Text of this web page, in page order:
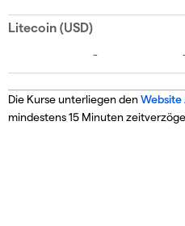
Die Kurse unterliegen den Website
mindestens 15 Minuten